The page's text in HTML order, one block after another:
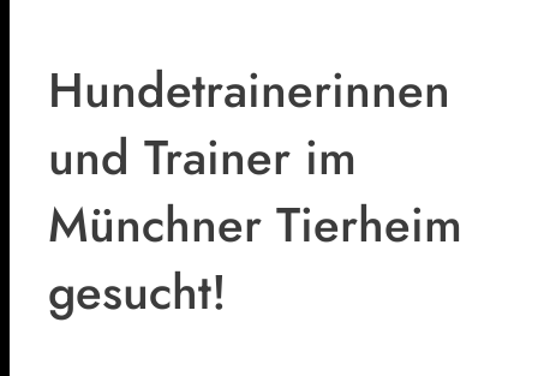
Hundetrainerinnen
und Trainer im
Münchner Tierheim
gesucht!